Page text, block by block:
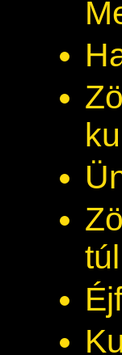
túl